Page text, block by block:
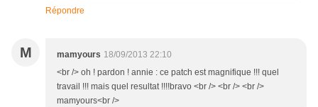
Répondre
M mamyours 18/09/2013 22:10
<br /> oh ! pardon ! annie : ce patch est magnifique !!! quel
travail !!! mais quel resultat !!!!bravo <br /> <br /> <br />
mamyours<br />